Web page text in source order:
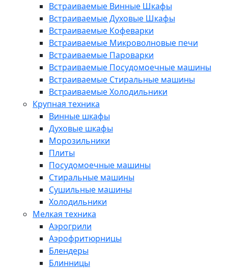
Встраиваемые Винные Шкафы
Встраиваемые Духовые Шкафы
Встраиваемые Кофеварки
Встраиваемые Микроволновые печи
Встраиваемые Пароварки
Встраиваемые Посудомоечные машины
Встраиваемые Стиральные машины
Встраиваемые Холодильники
Крупная техника
Винные шкафы
Духовые шкафы
Морозильники
Плиты
Посудомоечные машины
Стиральные машины
Сушильные машины
Холодильники
Мелкая техника
Аэрогрили
Аэрофритюрницы
Блендеры
Блинницы